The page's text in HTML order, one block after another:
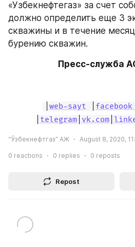
«Узбекнефтегаз» за счет
должно определить еще 3
скважины и в течение
бурению скважин.
Пресс-служба
web-sayt facebook
telegram| vk.com|
“Ўзбекнефтгаз” АЖ August 8, 2020,
0 reactions 0 replies 0 reposts
Repost